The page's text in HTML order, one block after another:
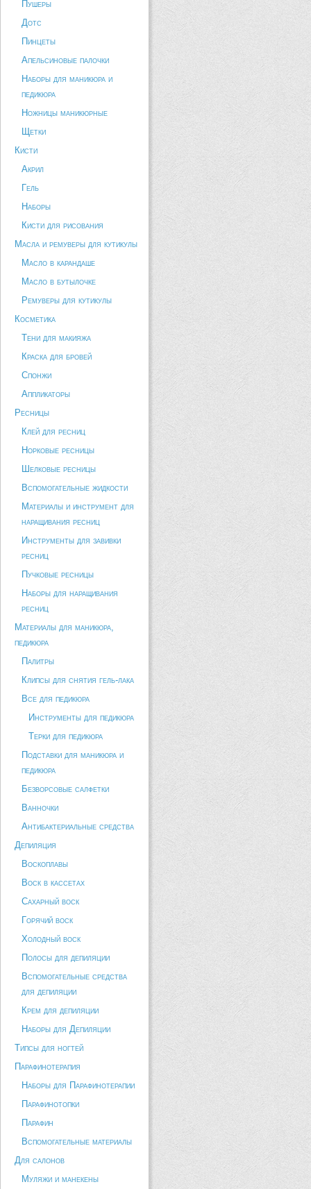
Пушеры
Дотс
Пинцеты
Апельсиновые палочки
Наборы для маникюра и
педикюра
Ножницы маникюрные
Щетки
Кисти
Акрил
Гель
Наборы
Кисти для рисования
Масла и ремуверы для кутикулы
Масло в карандаше
Масло в бутылочке
Ремуверы для кутикулы
Косметика
Тени для макияжа
Краска для бровей
Спонжи
Аппликаторы
Ресницы
Клей для ресниц
Норковые ресницы
Шелковые ресницы
Вспомогательные жидкости
Материалы и инструмент для
наращивания ресниц
Инструменты для завивки
ресниц
Пучковые ресницы
Наборы для наращивания
ресниц
Материалы для маникюра,
педикюра
Палитры
Клипсы для снятия гель-лака
Все для педикюра
Инструменты для педикюра
Терки для педикюра
Подставки для маникюра и
педикюра
Безворсовые салфетки
Ванночки
Антибактериальные средства
Депиляция
Воскоплавы
Воск в кассетах
Сахарный воск
Горячий воск
Холодный воск
Полосы для депиляции
Вспомогательные средства
для депиляции
Крем для депиляции
Наборы для Депиляции
Типсы для ногтей
Парафинотерапия
Наборы для Парафинотерапии
Парафинотопки
Парафин
Вспомогательные материалы
Для салонов
Муляжи и манекены